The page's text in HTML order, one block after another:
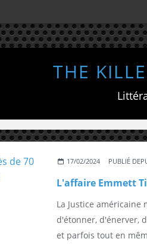
THE
17/02/2024 PUBLIÉ
La Justice américaine
d'étonner, d'énerver,
et parfois tout en